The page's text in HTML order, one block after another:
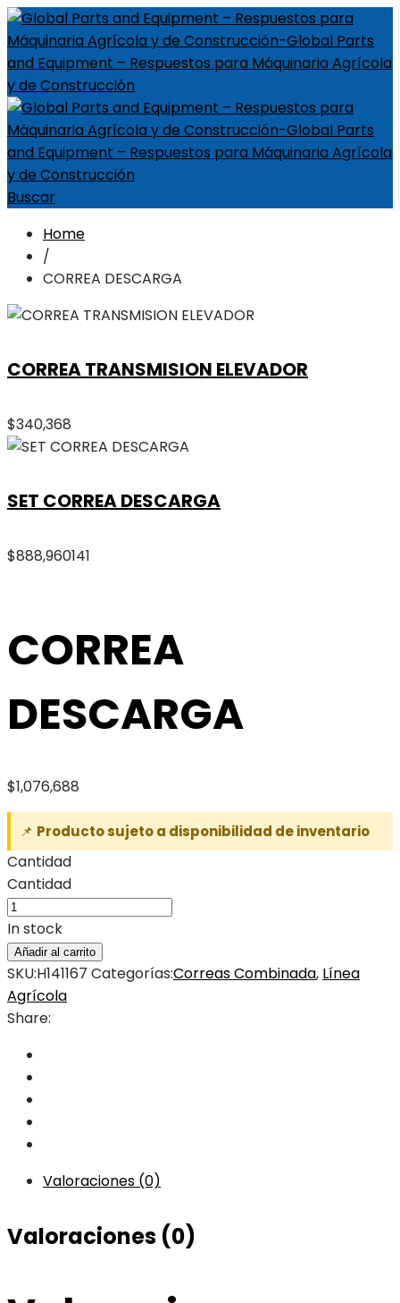
Buscar
Home
/
CORREA DESCARGA
CORREA TRANSMISION ELEVADOR
$340,368
SET CORREA DESCARGA
$888,960141
CORREA
DESCARGA
$1,076,688
📌 Producto sujeto a disponibilidad de inventario
Cantidad
Cantidad
In stock
Añadir al carrito
SKU:H141167 Categorías:Correas Combinada, Línea
Agrícola
Share:
Valoraciones (0)
Valoraciones (0)